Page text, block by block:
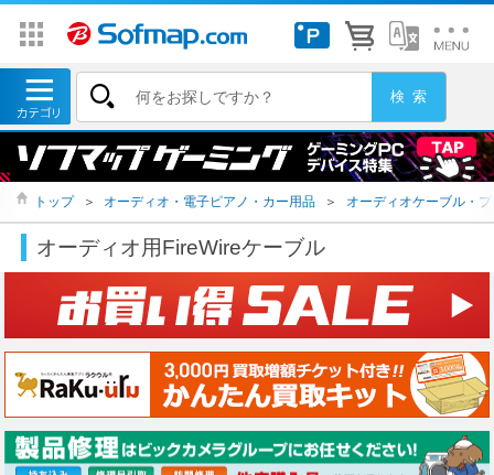
トップ ＞ オーディオ・電子ピアノ・カー用品 ＞ オーディオケーブル・
オーディオ用FireWireケーブル